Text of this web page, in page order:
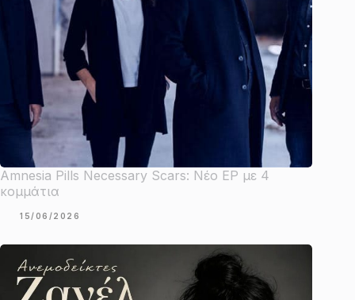
Amnesia Pills Necessary Scars: Νέο EP με 4
κομμάτια
15/06/2026